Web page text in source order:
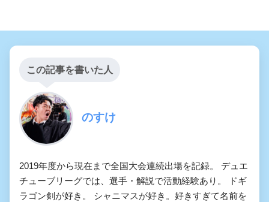
この記事を書いた人
のすけ
2019年度から現在まで全国大会連続出場を記録。 デュエ
チューブリーグでは、選手・解説で活動経験あり。 ドギ
ラゴン剣が好き。 シャニマスが好き。好きすぎて名前を